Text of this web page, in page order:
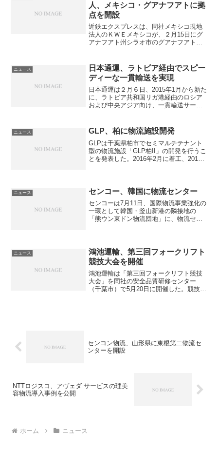
人、メキシコ・グアナフアトに拠
点を開設
近鉄エクスプレスは、同社メキシコ現地
法人のＫＷＥメキシコが、２月15日にグ
アナフアト州シラオ市のグアナフアト・
スセンター出張所を開設したことを発表
した。 (adsbyg...
ニュース
日本通運、ラトビア経由でスピー
ディーな一貫輸送を実現
日本通運は２月６日、2015年1月から新た
に、ラトビア共和国リガ港経由のロシア
および中央アジア向け、一貫輸送サービ
を有するリガ港では、同社が出資する
Portek社が、リ...
ニュース GLP、柏に物流施設開発
GLPは千葉県柏市でセミマルチテナント
型の物流施設「GLP柏II」の開発を行うこ
とを発表した。2016年2月に着工、2017
ニュース センコー、韓国に物流センター
センコーは7月11日、国際物流事業強化の
一環として韓国・釜山新港の隣接地の
「熊ウン東ドン物流団地」に、物流セン
弁会社を設立した。セン...
ニュース
鴻池運輸、第三回フォークリフト
競技大会を開催
鴻池運輸は「第三回フォークリフト競技
大会」を同社の安全品質研修センター
（千葉市）で5月20日に開催した。競技は
センコン物流、山形県に東根第二物流セ
ンターを開設
NTTロジスコ、アヴェダ サービスの理美
容物流導入事例を公開
ホーム ニュース